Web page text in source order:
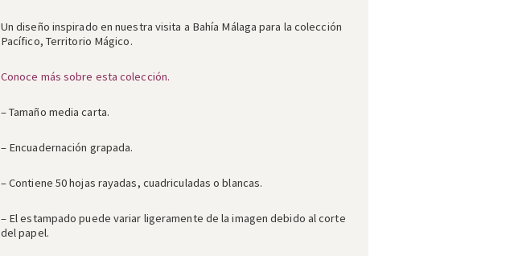
Un diseño inspirado en nuestra visita a Bahía Málaga para la colección
Pacífico, Territorio Mágico.
Conoce más sobre esta colección.
– Tamaño media carta.
– Encuadernación grapada.
– Contiene 50 hojas rayadas, cuadriculadas o blancas.
– El estampado puede variar ligeramente de la imagen debido al corte
del papel.